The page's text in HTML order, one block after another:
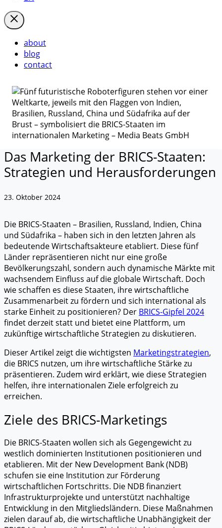
about
blog
contact
Das Marketing der BRICS-Staaten:
Strategien und Herausforderungen
23. Oktober 2024
Die BRICS-Staaten – Brasilien, Russland, Indien, China
und Südafrika – haben sich in den letzten Jahren als
bedeutende Wirtschaftsakteure etabliert. Diese fünf
Länder repräsentieren nicht nur eine große
Bevölkerungszahl, sondern auch dynamische Märkte mit
wachsendem Einfluss auf die globale Wirtschaft. Doch
wie schaffen es diese Staaten, ihre wirtschaftliche
Zusammenarbeit zu fördern und sich international als
starke Einheit zu positionieren? Der BRICS-Gipfel 2024
findet derzeit statt und bietet eine Plattform, um
zukünftige wirtschaftliche Strategien zu diskutieren.
Dieser Artikel zeigt die wichtigsten Marketingstrategien,
die BRICS nutzen, um ihre wirtschaftliche Stärke zu
präsentieren. Zudem wird erklärt, wie diese Strategien
helfen, ihre internationalen Ziele erfolgreich zu
erreichen.
Ziele des BRICS-Marketings
Die BRICS-Staaten wollen sich als Gegengewicht zu
westlich dominierten Institutionen positionieren und
etablieren. Mit der New Development Bank (NDB)
schufen sie eine Institution zur Förderung
wirtschaftlichen Fortschritts. Die NDB finanziert
Infrastrukturprojekte und unterstützt nachhaltige
Entwicklung in den Mitgliedsländern. Diese Maßnahmen
zielen darauf ab, die wirtschaftliche Unabhängigkeit der